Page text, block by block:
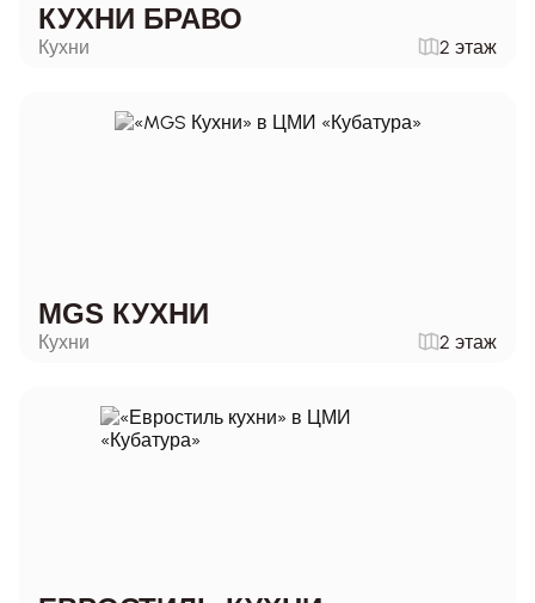
КУХНИ БРАВО
Кухни 2 этаж
MGS КУХНИ
Кухни 2 этаж